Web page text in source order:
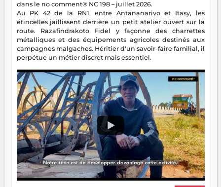
dans le no comment® NC 198 – juillet 2026.
Au PK 42 de la RN1, entre Antananarivo et Itasy, les
étincelles jaillissent derrière un petit atelier ouvert sur la
route. Razafindrakoto Fidel y façonne des charrettes
métalliques et des équipements agricoles destinés aux
campagnes malgaches. Héritier d'un savoir-faire familial, il
perpétue un métier discret mais essentiel.